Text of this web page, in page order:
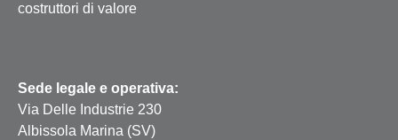
costruttori di valore
Sede legale e operativa:
Via Delle Industrie 230
Albissola Marina (SV)